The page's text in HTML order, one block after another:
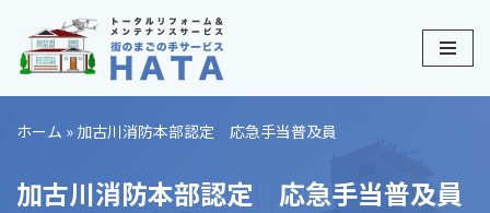
コ
ン
へ
ホーム » 加古川消防本部認定 応急手当普及員
加古川消防本部認定 応急手当普及員